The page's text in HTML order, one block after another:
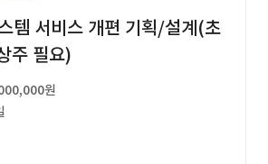
템 서비스 개편 기획/설계(초
주 필요)
원